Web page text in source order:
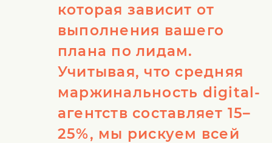
которая зависит от
выполнения вашего
плана по лидам.
Учитывая, что средняя
маржинальность digital-
агентств составляет 15–
25%, мы рискуем всей